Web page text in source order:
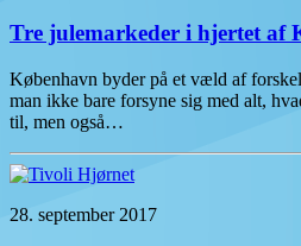
Tre julemarkeder i hjertet af
København byder på et væld af
man ikke bare forsyne sig med alt,
til, men også…
28. september 2017